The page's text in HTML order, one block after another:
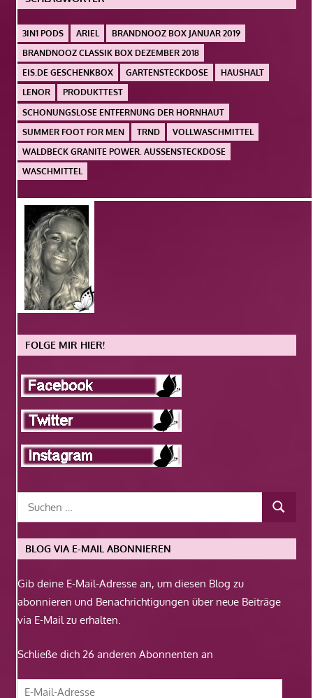
3IN1 PODS ARIEL
BRANDNOOZ BOX JANUAR 2019
BRANDNOOZ CLASSIK BOX DEZEMBER 2018
EIS.DE GESCHENKBOX
GARTENSTECKDOSE
HAUSHALT
LENOR
PRODUKTTEST
SCHONUNGSLOSE ENTFERNUNG DER HORNHAUT
SUMMER FOOT FOR MEN
TRND
VOLLWASCHMITTEL
WALDBECK GRANITE POWER. AUSSENSTECKDOSE
WASCHMITTEL
FOLGE MIR HIER!
BLOG VIA E-MAIL ABONNIEREN
Gib deine E-Mail-Adresse an, um diesen Blog zu
abonnieren und Benachrichtigungen über neue Beiträge
via E-Mail zu erhalten.
Schließe dich 26 anderen Abonnenten an
E-